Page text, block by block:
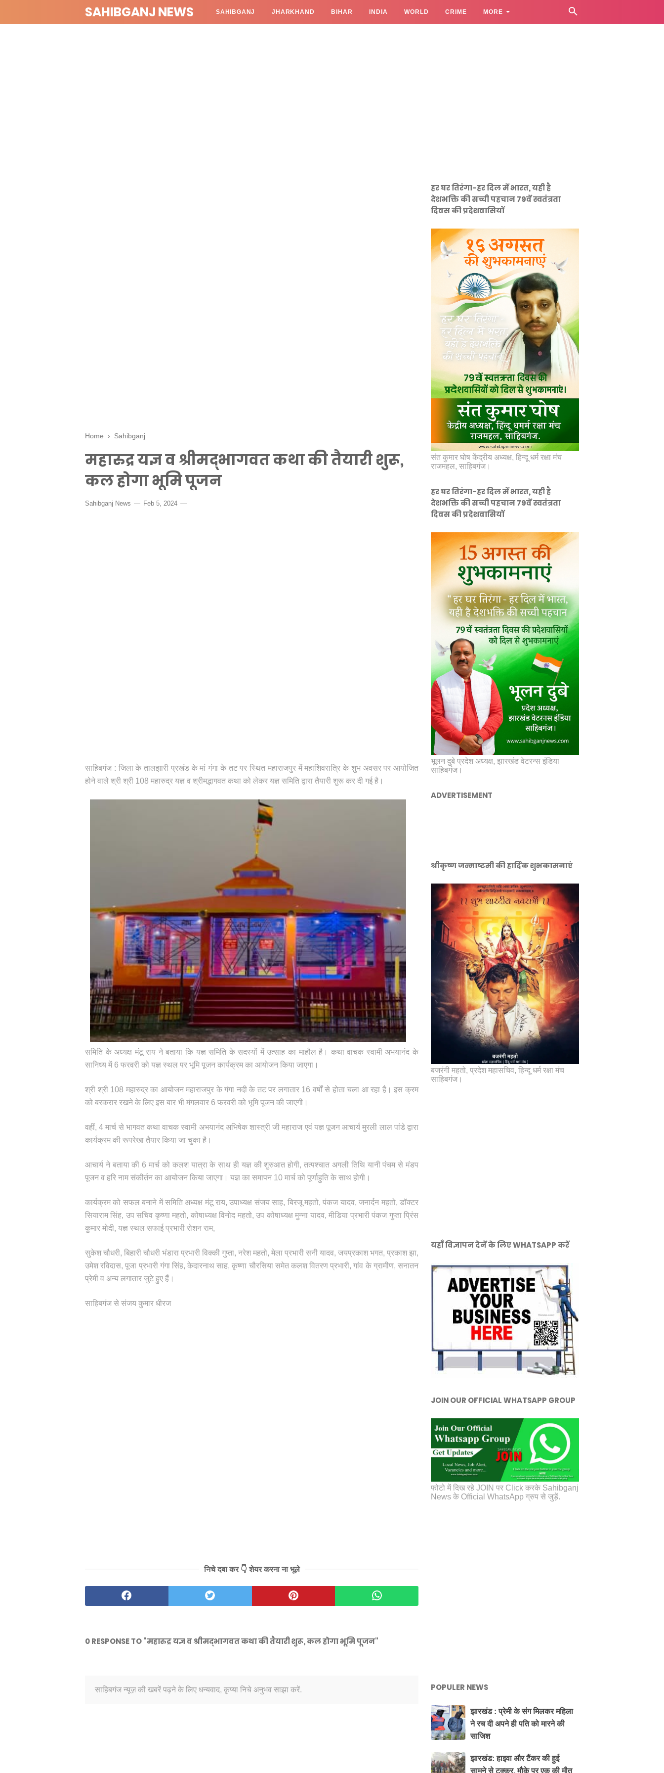
SAHIBGANJ NEWS SAHIBGANJ JHARKHAND BIHAR INDIA WORLD CRIME MORE
Home › Sahibganj
महारुद्र यज्ञ व श्रीमद्भागवत कथा की तैयारी शुरू,
कल होगा भूमि पूजन
Sahibganj News Feb 5, 2024
साहिबगंज : जिला के तालझारी प्रखंड के मां गंगा के तट पर स्थित महाराजपुर में महाशिवरात्रि के शुभ अवसर पर आयोजित
होने वाले श्री श्री 108 महारुद्र यज्ञ व श्रीमद्भागवत कथा को लेकर यज्ञ समिति द्वारा तैयारी शुरू कर दी गई है।
समिति के अध्यक्ष मंटू राय ने बताया कि यज्ञ समिति के सदस्यों में उत्साह का माहौल है। कथा वाचक स्वामी अभयानंद के
सानिध्य में 6 फरवरी को यज्ञ स्थल पर भूमि पूजन कार्यक्रम का आयोजन किया जाएगा।
श्री श्री 108 महारुद्र का आयोजन महाराजपुर के गंगा नदी के तट पर लगातार 16 वर्षों से होता चला आ रहा है। इस क्रम
को बरकरार रखने के लिए इस बार भी मंगलवार 6 फरवरी को भूमि पूजन की जाएगी।
वहीं, 4 मार्च से भागवत कथा वाचक स्वामी अभयानंद अभिषेक शास्त्री जी महाराज एवं यज्ञ पूजन आचार्य मुरली लाल पांडे द्वारा
कार्यक्रम की रूपरेखा तैयार किया जा चुका है।
आचार्य ने बताया की 6 मार्च को कलश यात्रा के साथ ही यज्ञ की शुरुआत होगी, तत्पश्चात अगली तिथि यानी पंचम से मंडप
पूजन व हरि नाम संकीर्तन का आयोजन किया जाएगा। यज्ञ का समापन 10 मार्च को पूर्णाहुति के साथ होगी।
कार्यक्रम को सफल बनाने में समिति अध्यक्ष मंटू राय, उपाध्यक्ष संजय साह, बिरजू महतो, पंकज यादव, जनार्दन महतो, डॉक्टर
सियाराम सिंह, उप सचिव कृष्णा महतो, कोषाध्यक्ष विनोद महतो, उप कोषाध्यक्ष मुन्ना यादव, मीडिया प्रभारी पंकज गुप्ता प्रिंस
कुमार मोदी, यज्ञ स्थल सफाई प्रभारी रोशन राम,
सुकेश चौधरी, बिहारी चौधरी भंडारा प्रभारी विक्की गुप्ता, नरेश महतो, मेला प्रभारी सनी यादव, जयप्रकाश भगत, प्रकाश झा,
उमेश रविदास, पूजा प्रभारी गंगा सिंह, केदारनाथ साह, कृष्णा चौरसिया समेत कलश वितरण प्रभारी, गांव के ग्रामीण, सनातन
प्रेमी व अन्य लगातार जुटे हुए हैं।
साहिबगंज से संजय कुमार धीरज
निचे दबा कर 👇 शेयर करना ना भूले
0 RESPONSE TO "महारुद्र यज्ञ व श्रीमद्भागवत कथा की तैयारी शुरू, कल होगा भूमि पूजन"
साहिबगंज न्यूज़ की खबरें पढ़ने के लिए धन्यवाद, कृप्या निचे अनुभव साझा करें.
हर घर तिरंगा-हर दिल में भारत, यही है
देशभक्ति की सच्ची पहचान 79वें स्वतंत्रता
दिवस की प्रदेशवासियों
संत कुमार घोष केंद्रीय अध्यक्ष, हिन्दू धर्म रक्षा मंच
राजमहल, साहिबगंज।
हर घर तिरंगा-हर दिल में भारत, यही है
देशभक्ति की सच्ची पहचान 79वें स्वतंत्रता
दिवस की प्रदेशवासियों
भूलन दुबे प्रदेश अध्यक्ष, झारखंड वेटरन्स इंडिया
साहिबगंज।
ADVERTISEMENT
श्रीकृष्ण जन्माष्टमी की हार्दिक शुभकामनाएं
बजरंगी महतो, प्रदेश महासचिव, हिन्दू धर्म रक्षा मंच
साहिबगंज।
यहाँ विज्ञापन देनें के लिए WHATSAPP करें
JOIN OUR OFFICIAL WHATSAPP GROUP
फोटो में दिख रहे JOIN पर Click करके Sahibganj
News के Official WhatsApp ग्रुप से जुड़ें.
POPULER NEWS
झारखंड : प्रेमी के संग मिलकर महिला
ने रच दी अपने ही पति को मारने की
साजिश
झारखंड: हाइवा और टैंकर की हुई
सामने से टक्कर, मौके पर एक की मौत